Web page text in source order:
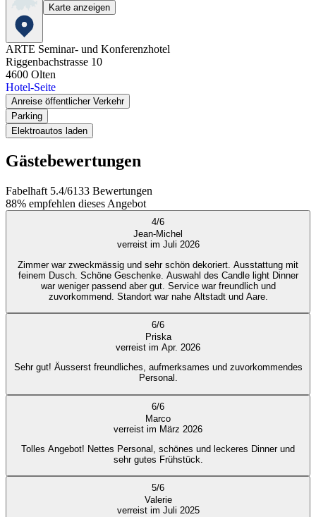
Karte anzeigen
ARTE Seminar- und Konferenzhotel
Riggenbachstrasse 10
4600 Olten
Hotel-Seite
Anreise öffentlicher Verkehr
Parking
Elektroautos laden
Gästebewertungen
Fabelhaft 5.4/6133 Bewertungen
88% empfehlen dieses Angebot
4/6
Jean-Michel
verreist im Juli 2026
Zimmer war zweckmässig und sehr schön dekoriert. Ausstattung mit
feinem Dusch. Schöne Geschenke. Auswahl des Candle light Dinner
war weniger passend aber gut. Service war freundlich und
zuvorkommend. Standort war nahe Altstadt und Aare.
6/6
Priska
verreist im Apr. 2026
Sehr gut! Äusserst freundliches, aufmerksames und zuvorkommendes
Personal.
6/6
Marco
verreist im März 2026
Tolles Angebot! Nettes Personal, schönes und leckeres Dinner und
sehr gutes Frühstück.
5/6
Valerie
verreist im Juli 2025